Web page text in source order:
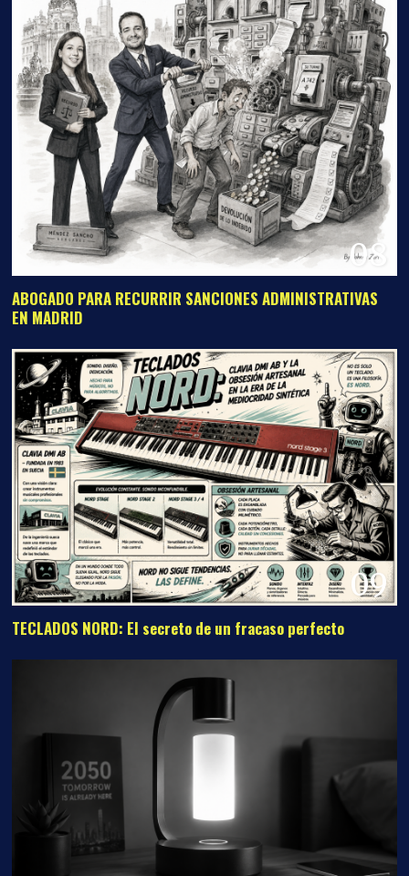
08
ABOGADO PARA RECURRIR SANCIONES ADMINISTRATIVAS
EN MADRID
09
TECLADOS NORD: El secreto de un fracaso perfecto